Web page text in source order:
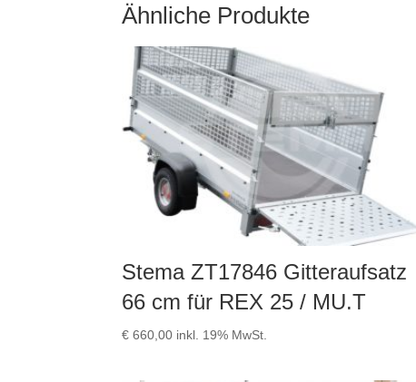
Ähnliche Produkte
Stema ZT17846 Gitteraufsatz
66 cm für REX 25 / MU.T
€ 660,00 inkl. 19% MwSt.